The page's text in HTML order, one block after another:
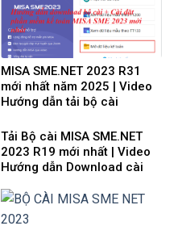
MISA SME.NET 2023 R31
mới nhất năm 2025 | Video
Hướng dẫn tải bộ cài
Tải Bộ cài MISA SME.NET
2023 R19 mới nhất | Video
Hướng dẫn Download cài